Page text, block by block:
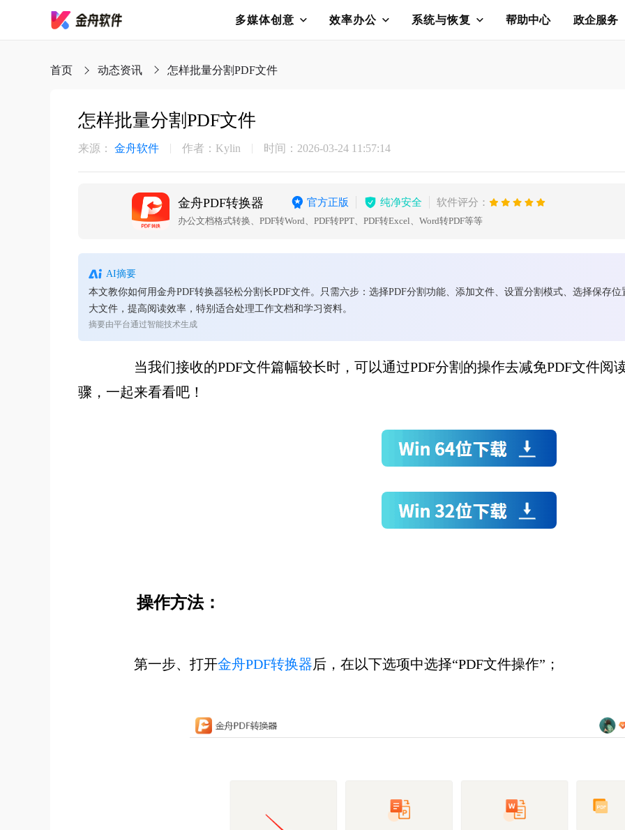
多媒体创意 效率办公 系统与恢复 帮助中心 政企服务
首页 动态资讯 怎样批量分割PDF文件
怎样批量分割PDF文件
来源： 金舟软件 作者：Kylin 时间：2026-03-24 11:57:14
金舟PDF转换器 官方正版 纯净安全 软件评分：
办公文档格式转换、PDF转Word、PDF转PPT、PDF转Excel、Word转PDF等等
AI摘要
本文教你如何用金舟PDF转换器轻松分割长PDF文件。只需六步：选择PDF分割功能、添加文件、设置分割模式、选择保存
大文件，提高阅读效率，特别适合处理工作文档和学习资料。
摘要由平台通过智能技术生成
当我们接收的PDF文件篇幅较长时，可以通过PDF分割的操作去减免PDF文件阅
骤，一起来看看吧！
操作方法：
第一步、打开金舟PDF转换器后，在以下选项中选择“PDF文件操作”；